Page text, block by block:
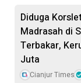
Diduga
Madrasah di
Terbakar,
Juta
Cianjur Times